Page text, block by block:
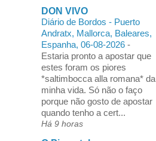
DON VIVO
Diário de Bordos - Puerto
Andratx, Mallorca, Baleares,
Espanha, 06-08-2026 -
Estaria pronto a apostar que
estes foram os piores
*saltimbocca alla romana* da
minha vida. Só não o faço
porque não gosto de apostar
quando tenho a cert...
Há 9 horas